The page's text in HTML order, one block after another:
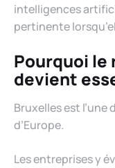
intelligences
pertinente
Pourquoi le
devient
Bruxelles est l’une
d’Europe.
Les entreprises y